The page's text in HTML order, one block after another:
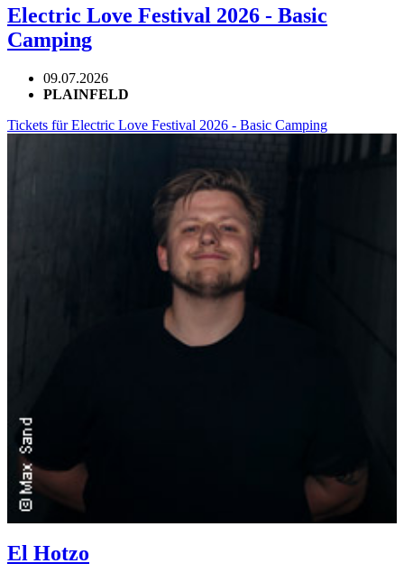
Electric Love Festival 2026 - Basic
Camping
09.07.2026
PLAINFELD
Tickets für Electric Love Festival 2026 - Basic Camping
El Hotzo